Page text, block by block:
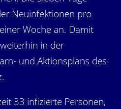
Neuinfektionen pro
Woche an. Damit
in der
und Aktionsplans des
33 infizierte Personen,